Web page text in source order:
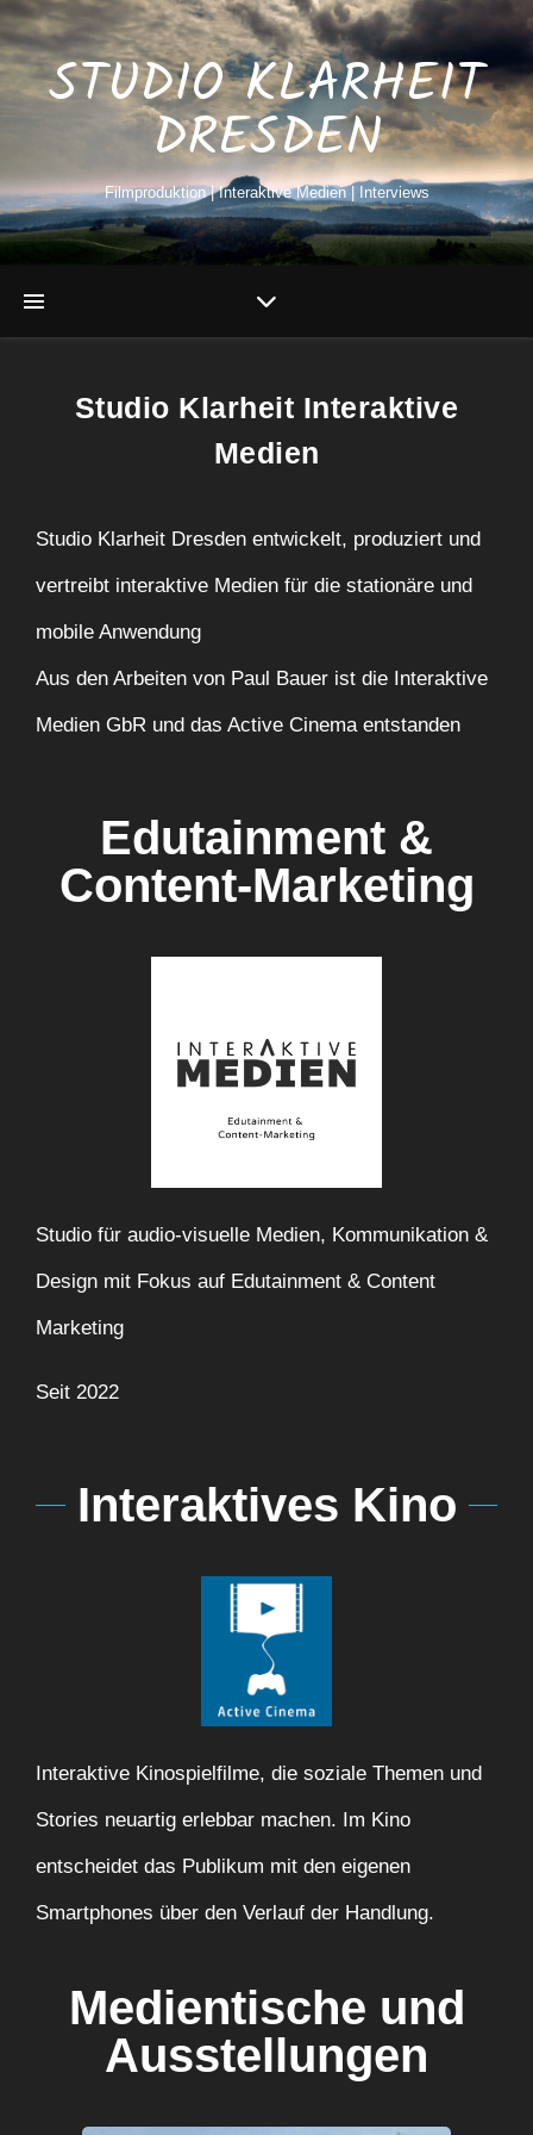
STUDIO KLARHEIT
DRESDEN
Filmproduktion | Interaktive Medien | Interviews
Studio Klarheit Interaktive
Medien
Studio Klarheit Dresden entwickelt, produziert und
vertreibt interaktive Medien für die stationäre und
mobile Anwendung
Aus den Arbeiten von Paul Bauer ist die Interaktive
Medien GbR und das Active Cinema entstanden
Edutainment &
Content-Marketing
Studio für audio-visuelle Medien, Kommunikation &
Design mit Fokus auf Edutainment & Content
Marketing
Seit 2022
Interaktives Kino
Interaktive Kinospielfilme, die soziale Themen und
Stories neuartig erlebbar machen. Im Kino
entscheidet das Publikum mit den eigenen
Smartphones über den Verlauf der Handlung.
Medientische und
Ausstellungen